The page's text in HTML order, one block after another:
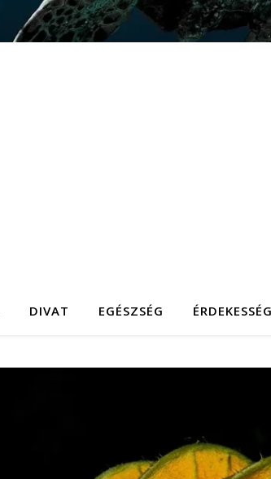
DIVAT EGÉSZSÉG